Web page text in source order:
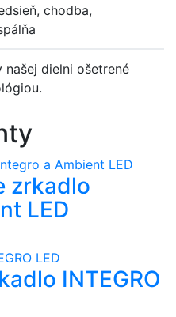
chodba,
našej dielni ošetrené
zrkadlo
LED
INTEGRO